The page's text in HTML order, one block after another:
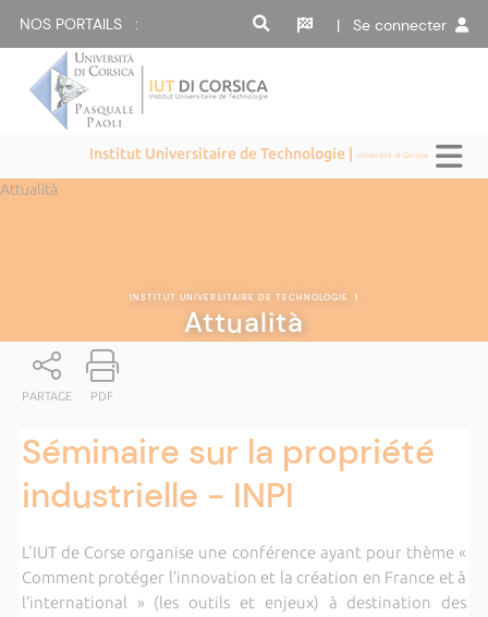
NOS PORTAILS : | Se connecter
Institut Universitaire de Technologie |Università di Corsica
Attualità
INSTITUT UNIVERSITAIRE DE TECHNOLOGIE |
Attualità
PARTAGE PDF
Séminaire sur la propriété
industrielle - INPI
L'IUT de Corse organise une conférence ayant pour thème «
Comment protéger l’innovation et la création en France et à
l’international » (les outils et enjeux) à destination des